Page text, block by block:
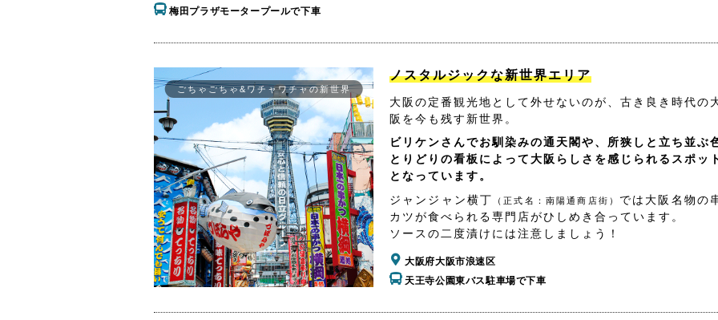
梅田プラザモータープールで下車
ごちゃごちゃ&ワチャワチャの新世界
ノスタルジックな新世界エリア
大阪の定番観光地として外せないのが、古き良き時代の
阪を今も残す新世界。
ビリケンさんでお馴染みの通天閣や、所狭しと立ち並ぶ
とりどりの看板によって大阪らしさを感じられるスポッ
となっています。
ジャンジャン横丁
（正式名：南陽通商店街） では大阪名物の
カツが食べられる専門店がひしめき合っています。
ソースの二度漬けには注意しましょう！
大阪府大阪市浪速区
天王寺公園東バス駐車場で下車